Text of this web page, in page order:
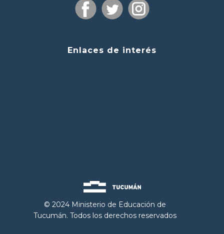
Enlaces de interés
© 2024 Ministerio de Educación de
Tucumán. Todos los derechos reservados